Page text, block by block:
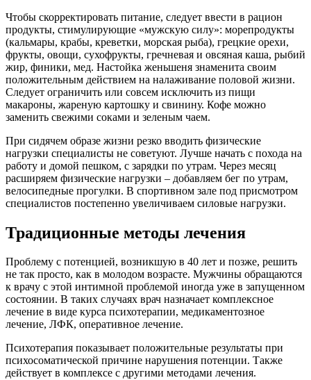
Чтобы скорректировать питание, следует ввести в рацион
продукты, стимулирующие «мужскую силу»: морепродукты
(кальмары, крабы, креветки, морская рыба), грецкие орехи,
фрукты, овощи, сухофрукты, гречневая и овсяная каша, рыбий
жир, финики, мед. Настойка женьшеня знаменита своим
положительным действием на налаживание половой жизни.
Следует ограничить или совсем исключить из пищи
макароны, жареную картошку и свинину. Кофе можно
заменить свежими соками и зеленым чаем.
При сидячем образе жизни резко вводить физические
нагрузки специалисты не советуют. Лучше начать с похода на
работу и домой пешком, с зарядки по утрам. Через месяц
расширяем физические нагрузки – добавляем бег по утрам,
велосипедные прогулки. В спортивном зале под присмотром
специалистов постепенно увеличиваем силовые нагрузки.
Традиционные методы лечения
Проблему с потенцией, возникшую в 40 лет и позже, решить
не так просто, как в молодом возрасте. Мужчины обращаются
к врачу с этой интимной проблемой иногда уже в запущенном
состоянии. В таких случаях врач назначает комплексное
лечение в виде курса психотерапии, медикаментозное
лечение, ЛФК, оперативное лечение.
Психотерапия показывает положительные результаты при
психосоматической причине нарушения потенции. Также
действует в комплексе с другими методами лечения.